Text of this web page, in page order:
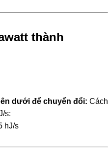
thành
dưới để chuyển đổi: Cách
s:
hJ/s